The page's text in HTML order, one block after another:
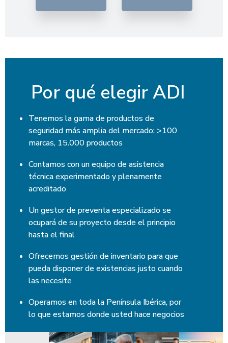
Por qué elegir ADI
Tenemos la gama de productos de
seguridad más amplia del mercado: >100
marcas, 15.000 productos
Contamos con un equipo de asistencia
técnica experimentado y plenamente
acreditado
Un gestor de preventa especializado se
ocupará de su proyecto desde el principio
hasta el final
Ofrecemos gestión de inventario para que
pueda disponer de existencias justo cuando
las necesite
Operamos en toda la Península Ibérica, por
lo que estamos donde usted hace negocios